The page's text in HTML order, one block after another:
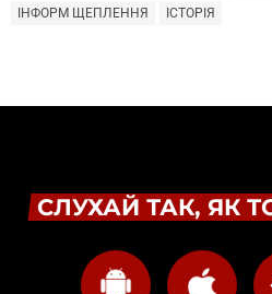
ІНФОРМ ЩЕПЛЕННЯ
ІСТОРІЯ
СЛУХАЙ ТАК, ЯК